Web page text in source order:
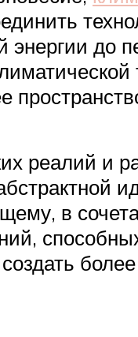
до
реалий и
в